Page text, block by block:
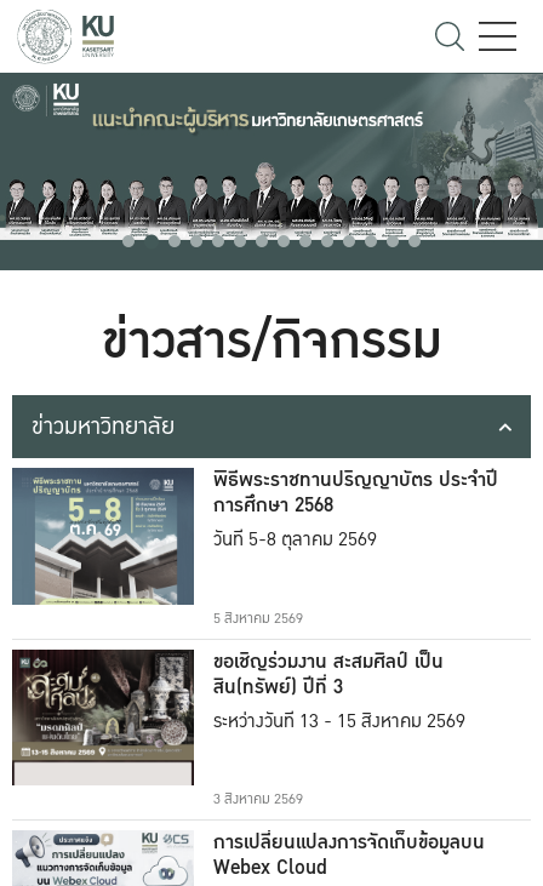
ข่าวสาร/กิจกรรม
ข่าวมหาวิทยาลัย
พิธีพระราชทานปริญญาบัตร ประจำปี
การศึกษา 2568
วันที่ 5-8 ตุลาคม 2569
5 สิงหาคม 2569
ขอเชิญร่วมงาน สะสมศิลป์ เป็น
สิน(ทรัพย์) ปีที่ 3
ระหว่างวันที่ 13 - 15 สิงหาคม 2569
3 สิงหาคม 2569
การเปลี่ยนแปลงการจัดเก็บข้อมูลบน
Webex Cloud